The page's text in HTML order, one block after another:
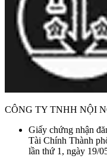
CÔNG TY TNHH NỘI
Giấy chứng nhận
Tài Chính Thành
lần thứ 1, ngày 19/